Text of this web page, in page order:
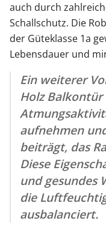
auch durch
Schallschutz. Die
der Güteklasse 1a
Lebensdauer und
Ein weiterer
Holz
aufnehmen
beiträgt, das
Diese
und gesundes
die
ausbalanciert.